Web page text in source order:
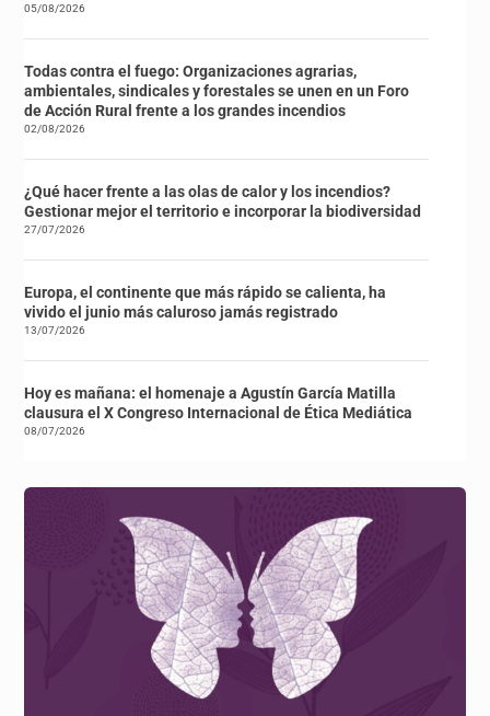
05/08/2026
Todas contra el fuego: Organizaciones agrarias,
ambientales, sindicales y forestales se unen en un Foro
de Acción Rural frente a los grandes incendios
02/08/2026
¿Qué hacer frente a las olas de calor y los incendios?
Gestionar mejor el territorio e incorporar la biodiversidad
27/07/2026
Europa, el continente que más rápido se calienta, ha
vivido el junio más caluroso jamás registrado
13/07/2026
Hoy es mañana: el homenaje a Agustín García Matilla
clausura el X Congreso Internacional de Ética Mediática
08/07/2026